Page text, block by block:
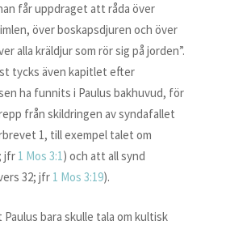
får uppdraget att råda över
över boskapsdjuren och över
alla kräldjur som rör sig på jorden”.
tycks även kapitlet efter
ha funnits i Paulus bakhuvud, för
från skildringen av syndafallet
1, till exempel talet om
jfr 1 Mos 3:1) och att all synd
32; jfr 1 Mos 3:19).
bara skulle tala om kultisk